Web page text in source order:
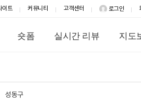
이트 커뮤니티 고객센터 로그인
숏폼 실시간 리뷰 지도
성동구